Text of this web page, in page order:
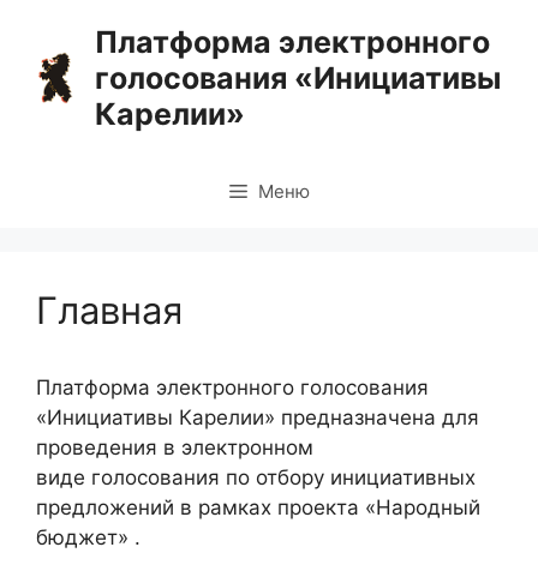
содержимому
Платформа электронного
голосования «Инициативы
Карелии»
Меню
Главная
Платформа электронного голосования
«Инициативы Карелии» предназначена для
проведения в электронном
виде голосования по отбору инициативных
предложений в рамках проекта «Народный
бюджет» .